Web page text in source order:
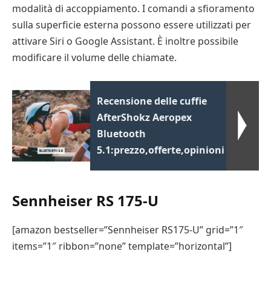
modalità di accoppiamento. I comandi a sfioramento
sulla superficie esterna possono essere utilizzati per
attivare Siri o Google Assistant. È inoltre possibile
modificare il volume delle chiamate.
Recensione delle cuffie
AfterShokz Aeropex
Bluetooth
5.1:prezzo,offerte,opinioni
Sennheiser RS 175-U
[amazon bestseller=”Sennheiser RS175-U” grid=”1″
items=”1″ ribbon=”none” template=”horizontal”]